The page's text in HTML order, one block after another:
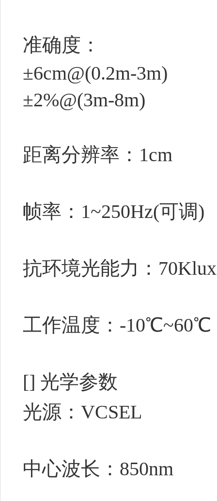
准确度：
±6cm@(0.2m-3m)
±2%@(3m-8m)
距离分辨率：1cm
帧率：1~250Hz(可调)
抗环境光能力：70Klux
工作温度：-10℃~60℃
[] 光学参数
光源：VCSEL
中心波长：850nm